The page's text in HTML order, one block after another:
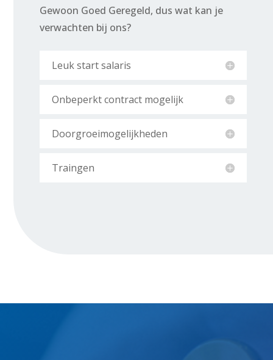
Gewoon Goed Geregeld, dus wat kan je
verwachten bij ons?
Leuk start salaris
Onbeperkt contract mogelijk
Doorgroeimogelijkheden
Traingen